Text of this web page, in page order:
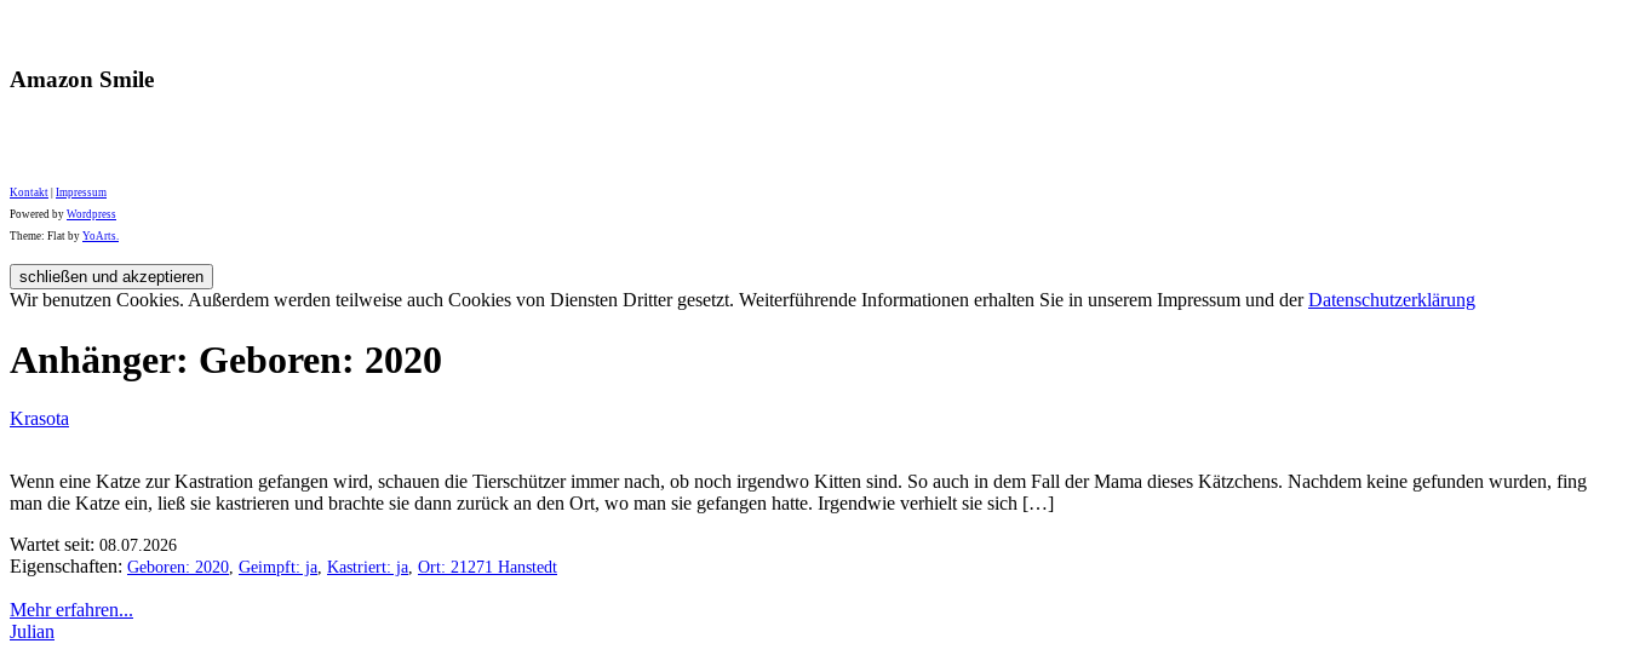
Amazon Smile
Kontakt Impressum
Powered by Wordpress
Theme: Flat by YoArts.
Wir benutzen Cookies. Außerdem werden teilweise auch Cookies von Diensten Dritter gesetzt. Weiterführende Informationen erhalten Sie in unserem Impressum und derDatenschutzerklärung
Anhänger: Geboren: 2020
Krasota
Wenn eine Katze zur Kastration gefangen wird, schauen die Tierschützer immer nach, ob noch irgendwo Kitten sind. So auch in dem Fall der Mama dieses Kätzchens. Nachdem keine gefunden wurden, fing
man die Katze ein, ließ sie kastrieren und brachte sie dann zurück an den Ort, wo man sie gefangen hatte. Irgendwie verhielt sie sich […]
Wartet seit: 08.07.2026
Eigenschaften: Geboren: 2020 Geimpft: ja Kastriert: ja Ort: 21271 Hanstedt
Mehr erfahren...
Julian